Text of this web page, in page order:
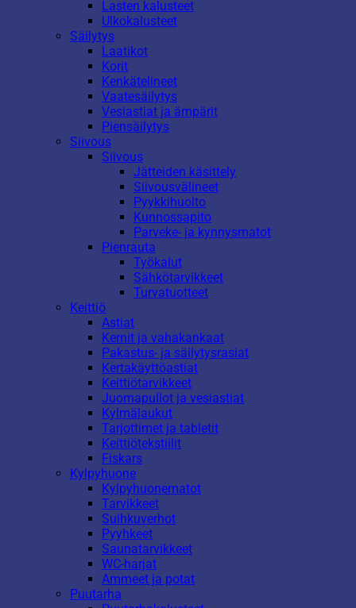
Lasten kalusteet
Ulkokalusteet
Säilytys
Laatikot
Korit
Kenkätelineet
Vaatesäilytys
Vesiastiat ja ämpärit
Piensäilytys
Siivous
Siivous
Jätteiden käsittely
Siivousvälineet
Pyykkihuolto
Kunnossapito
Parveke- ja kynnysmatot
Pienrauta
Työkalut
Sähkötarvikkeet
Turvatuotteet
Keittiö
Astiat
Kernit ja vahakankaat
Pakastus- ja säilytysrasiat
Kertakäyttöastiat
Keittiötarvikkeet
Juomapullot ja vesiastiat
Kylmälaukut
Tarjottimet ja tabletit
Keittiötekstiilit
Fiskars
Kylpyhuone
Kylpyhuonematot
Tarvikkeet
Suihkuverhot
Pyyhkeet
Saunatarvikkeet
WC-harjat
Ammeet ja potat
Puutarha